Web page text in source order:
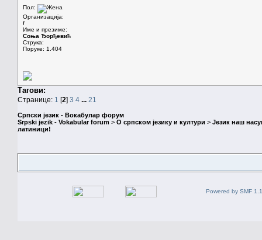
Пол:
Организација:
/
Име и презиме:
Соња Ђорђевић
Струка:
Поруке: 1.404
Тагови:
Странице: 1 [2] 3 4 ... 21
Српски језик - Вокабулар форум
Srpski jezik - Vokabular forum > О српском језику и култури > Језик наш
латиници!
Powered by SMF